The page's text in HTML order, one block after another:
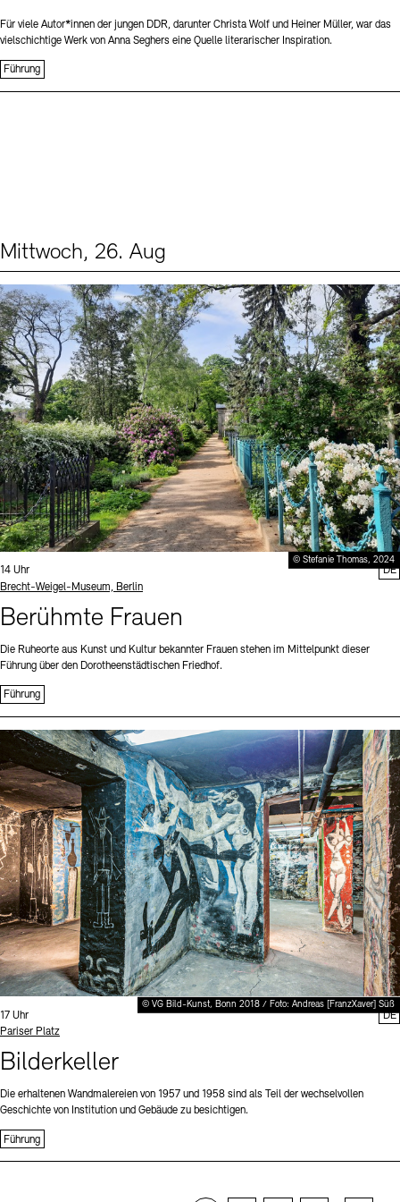
Für viele Autor*innen der jungen DDR, darunter Christa Wolf und Heiner Müller, war das
vielschichtige Werk von Anna Seghers eine Quelle literarischer Inspiration.
Führung
Mittwoch, 26. Aug
© Stefanie Thomas, 2024
Uhrzeit:
14 Uhr
Standort
Brecht-Weigel-Museum, Berlin
Berühmte Frauen
Die Ruheorte aus Kunst und Kultur bekannter Frauen stehen im Mittelpunkt dieser
Führung über den Dorotheenstädtischen Friedhof.
Führung
DE
© VG Bild-Kunst, Bonn 2018 / Foto: Andreas [FranzXaver] Süß
Uhrzeit:
17 Uhr
Standort
Pariser Platz
Bilderkeller
Die erhaltenen Wandmalereien von 1957 und 1958 sind als Teil der wechselvollen
Geschichte von Institution und Gebäude zu besichtigen.
Führung
DE